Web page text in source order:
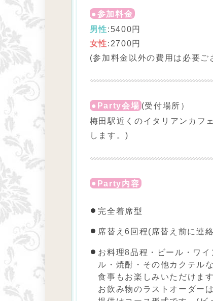
参加料金
男性:5400円
女性:2700円
(参加料金以外の費用は必要ご
Party会場 (受付場所）
梅田駅近くのイタリアンカフ
します。)
Party内容
完全着席型
席替え6回程(席替え前に連
お料理8品程・ビール・ワ
ル・焼酎・その他カクテル
食事もお楽しみいただけま
お飲み物のラストオーダー